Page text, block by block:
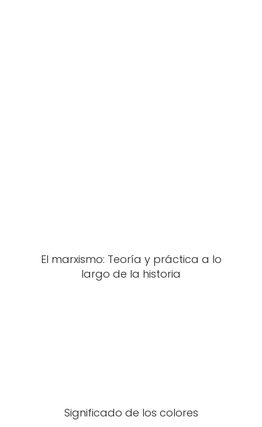
El marxismo: Teoría y práctica a lo
largo de la historia
Significado de los colores